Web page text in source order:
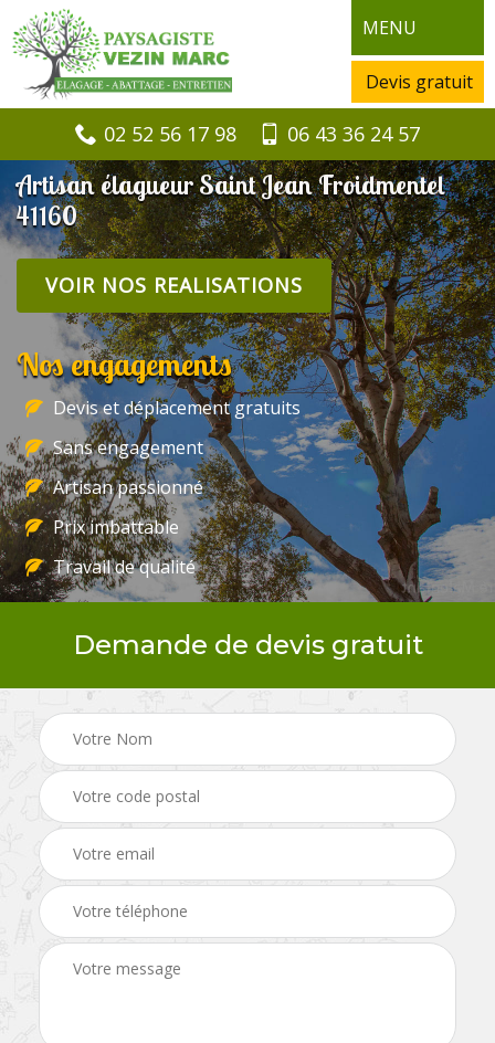
MENU
Devis gratuit
02 52 56 17 98 06 43 36 24 57
Artisan élagueur Saint Jean Froidmentel
41160
VOIR NOS REALISATIONS
Nos engagements
Devis et déplacement gratuits
Sans engagement
Artisan passionné
Prix imbattable
Travail de qualité
Demande de devis gratuit